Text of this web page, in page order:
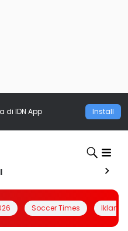
di IDN App Install
Soccer Times Iklanin